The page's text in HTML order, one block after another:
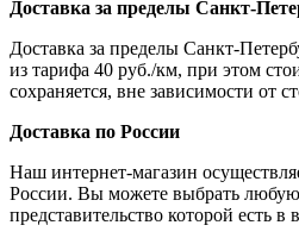
Доставка за пределы Санкт-
Доставка за пределы Санкт-
из тарифа 40 руб./км, при этом
сохраняется, вне зависимости от
Доставка по России
Наш интернет-магазин
России. Вы можете выбрать
представительство которой есть в